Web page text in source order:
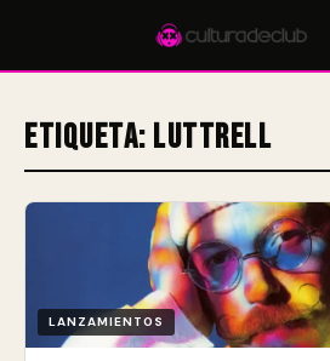
Accesos rápidos:🎪 Eventos🎤 Artistas
Etiqueta: Luttrell
LANZAMIENTOS